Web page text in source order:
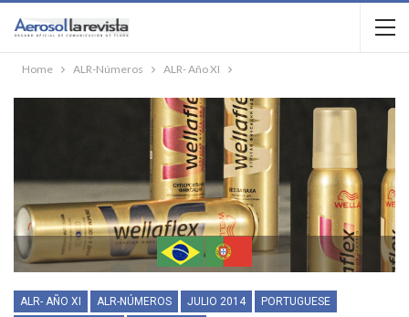
Home ALR-Números ALR- Año XI
ALR- AÑO XI ALR-NÚMEROS JULIO 2014
PORTUGUESE